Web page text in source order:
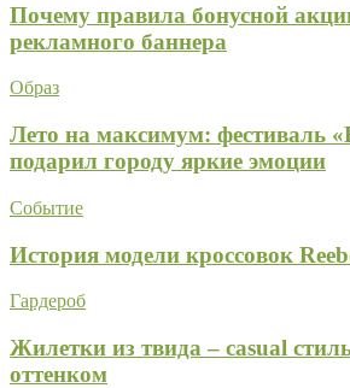
Почему правила бонусной
рекламного баннера
Образ
Лето на максимум: фестиваль
подарил городу яркие эмоции
Событие
История модели кроссовок
Гардероб
Жилетки из твида – casual
оттенком